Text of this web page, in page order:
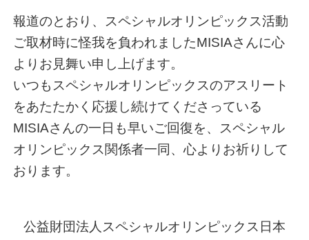
報道のとおり、スペシャルオリンピックス活動
ご取材時に怪我を負われましたMISIAさんに心
よりお見舞い申し上げます。
いつもスペシャルオリンピックスのアスリート
をあたたかく応援し続けてくださっている
MISIAさんの一日も早いご回復を、スペシャル
オリンピックス関係者一同、心よりお祈りして
おります。
公益財団法人スペシャルオリンピックス日本